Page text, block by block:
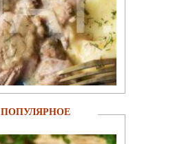
ПОПУЛЯРНОЕ